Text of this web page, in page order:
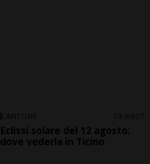
CANTONE 3 ore 7
Eclissi solare del 12 agosto:
dove vederla in Ticino